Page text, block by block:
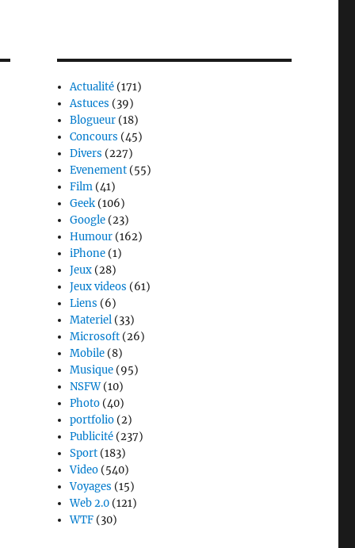
Actualité (171)
Astuces (39)
Blogueur (18)
Concours (45)
Divers (227)
Evenement (55)
Film (41)
Geek (106)
Google (23)
Humour (162)
iPhone (1)
Jeux (28)
Jeux videos (61)
Liens (6)
Materiel (33)
Microsoft (26)
Mobile (8)
Musique (95)
NSFW(10)
Photo (40)
portfolio (2)
Publicité (237)
Sport (183)
Video (540)
Voyages (15)
Web 2.0 (121)
WTF (30)